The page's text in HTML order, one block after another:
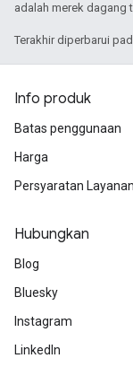
adalah merek dagang
Terakhir diperbarui
Info produk
Batas penggunaan
Harga
Persyaratan Layanan
Hubungkan
Blog
Bluesky
Instagram
LinkedIn